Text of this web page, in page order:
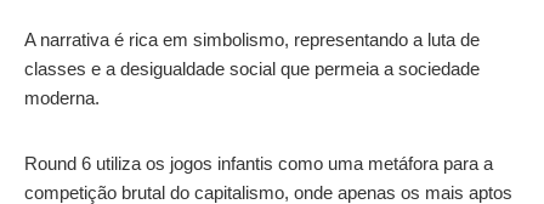
A narrativa é rica em simbolismo, representando a luta de
classes e a desigualdade social que permeia a sociedade
moderna.
Round 6 utiliza os jogos infantis como uma metáfora para a
competição brutal do capitalismo, onde apenas os mais aptos